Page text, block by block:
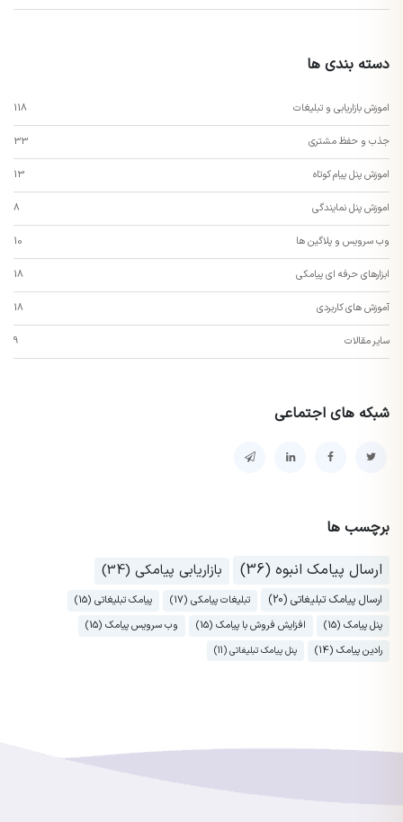
دسته بندی ها
اموزش بازاریابی و تبلیغات 118
جذب و حفظ مشتری 33
اموزش پنل پیام کوتاه 13
اموزش پنل نمایندگی 8
وب سرویس و پلاگین ها 10
ابزارهای حرفه ای پیامکی 18
آموزش های کاربردی 18
سایر مقالات 9
شبکه های اجتماعی
برچسب ها
ارسال پیامک انبوه (36)
بازاریابی پیامکی (34)
ارسال پیامک تبلیغاتی (20) تبلیغات پیامکی (17)
پیامک تبلیغاتی (15)
پنل پیامک (15)
افزایش فروش با پیامک (15)
وب سرویس پیامک (15)
رادین پیامک (14)
پنل پیامک تبلیغاتی (11)